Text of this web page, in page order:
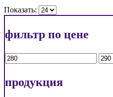
Показать:
фильтр по цене
Min
price
Max
price
продукция